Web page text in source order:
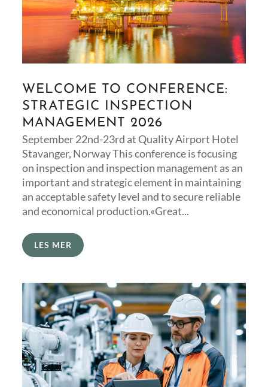
WELCOME TO CONFERENCE:
STRATEGIC INSPECTION
MANAGEMENT 2026
September 22nd-23rd at Quality Airport Hotel
Stavanger, Norway This conference is focusing
on inspection and inspection management as an
important and strategic element in maintaining
an acceptable safety level and to secure reliable
and economical production.«Great...
LES MER